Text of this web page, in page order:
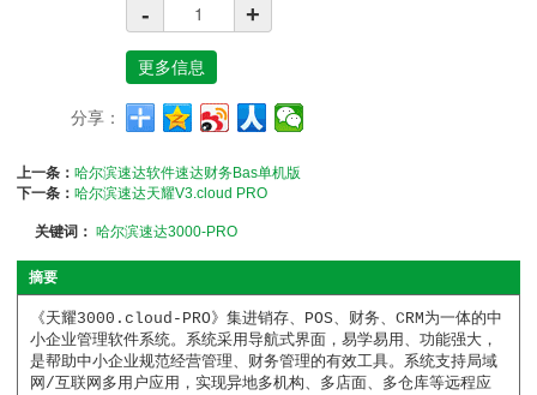
- +
更多信息
分享：
上一条：哈尔滨速达软件速达财务Bas单机版
下一条：哈尔滨速达天耀V3.cloud PRO
关键词：哈尔滨速达3000-PRO
摘要
《天耀3000.cloud-PRO》集进销存、POS、财务、CRM为一体的中
小企业管理软件系统。系统采用导航式界面，易学易用、功能强大，
是帮助中小企业规范经营管理、财务管理的有效工具。系统支持局域
网/互联网多用户应用，实现异地多机构、多店面、多仓库等远程应